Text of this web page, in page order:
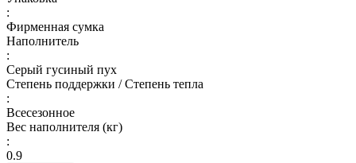
:
Фирменная сумка
Наполнитель
:
Серый гусиный пух
Степень поддержки / Степень тепла
:
Всесезонное
Вес наполнителя (кг)
:
0.9